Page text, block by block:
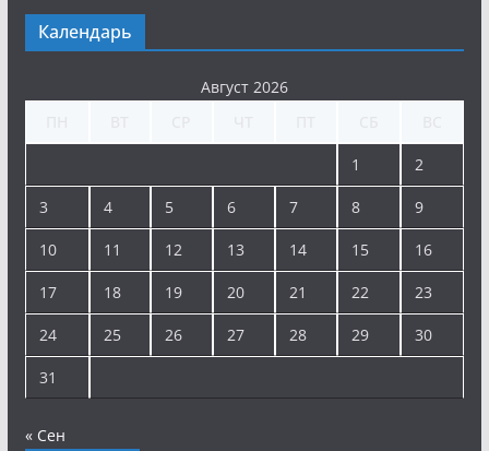
Календарь
Август 2026
1 2
3 4 5 6 7 8 9
10 11 12 13 14 15 16
17 18 19 20 21 22 23
24 25 26 27 28 29 30
31
« Сен